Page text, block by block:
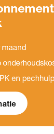
maand
en